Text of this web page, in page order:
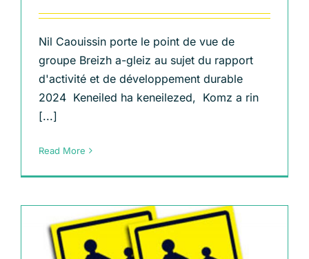
Nil Caouissin porte le point de vue de
groupe Breizh a-gleiz au sujet du rapport
d'activité et de développement durable
2024 Keneiled ha keneilezed, Komz a rin
[...]
Read More